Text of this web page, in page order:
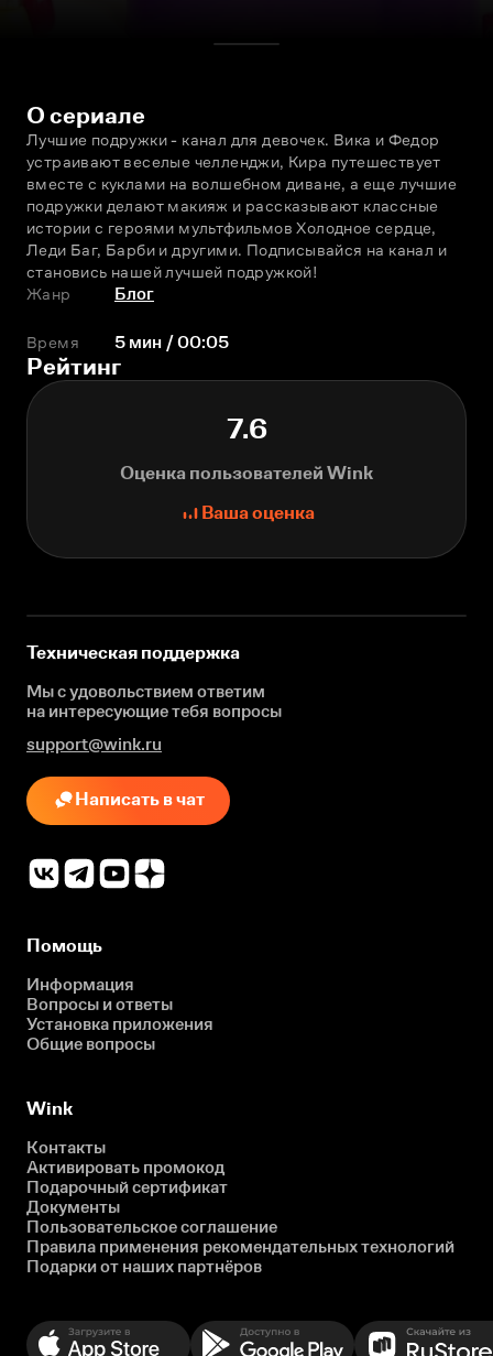
О сериале
Лучшие подружки - канал для девочек. Вика и Федор
устраивают веселые челленджи, Кира путешествует
вместе с куклами на волшебном диване, а еще лучшие
подружки делают макияж и рассказывают классные
истории с героями мультфильмов Холодное сердце,
Леди Баг, Барби и другими. Подписывайся на канал и
становись нашей лучшей подружкой!
Жанр
Блог
Время 5 мин / 00:05
Рейтинг
7.6
Оценка пользователей Wink
Ваша оценка
Техническая поддержка
Мы с удовольствием ответим
на интересующиетебя вопросы
support@wink.ru
Написать в чат
Помощь
Информация
Вопросы и ответы
Установка приложения
Общие вопросы
Wink
Контакты
Активировать промокод
Подарочный сертификат
Документы
Пользовательское соглашение
Правила применения рекомендательных технологий
Подарки от наших партнёров